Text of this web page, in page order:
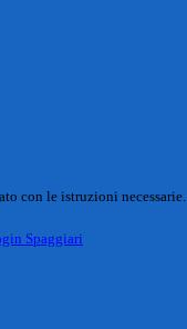
con le istruzioni necessarie.
Spaggiari